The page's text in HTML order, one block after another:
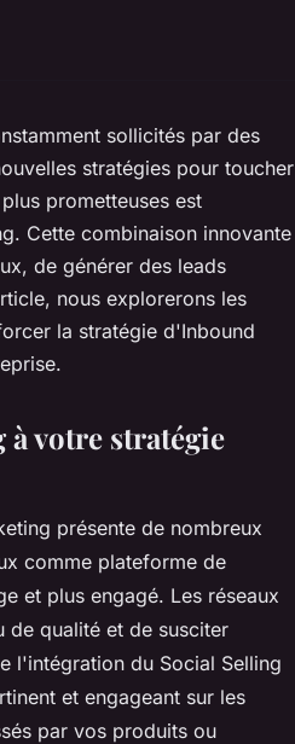
sollicités par des
stratégies pour toucher
prometteuses est
Cette combinaison innovante
de générer des leads
nous explorerons les
la stratégie d'Inbound
votre stratégie
présente de nombreux
comme plateforme de
et plus engagé. Les réseaux
de qualité et de susciter
l'intégration du Social Selling
et engageant sur les
par vos produits ou